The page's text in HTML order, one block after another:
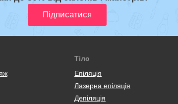
Тіло
Епіляція
Лазерна епіляція
Депіляція